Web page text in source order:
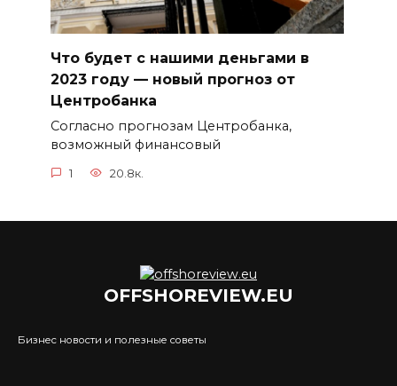
Что будет с нашими деньгами в
2023 году — новый прогноз от
Центробанка
Согласно прогнозам Центробанка,
возможный финансовый
1 20.8к.
OFFSHOREVIEW.EU
Бизнес новости и полезные советы